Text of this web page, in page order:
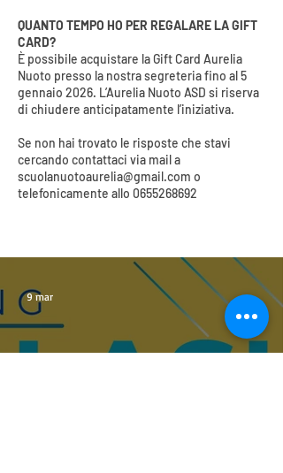
QUANTO TEMPO HO PER REGALARE LA GIFT
CARD?
È possibile acquistare la Gift Card Aurelia
Nuoto presso la nostra segreteria fino al 5
gennaio 2026. L’Aurelia Nuoto ASD si riserva
di chiudere anticipatamente l’iniziativa.
Se non hai trovato le risposte che stavi
cercando contattaci via mail a
scuolanuotoaurelia@gmail.com o
telefonicamente allo 0655268692
9 mar